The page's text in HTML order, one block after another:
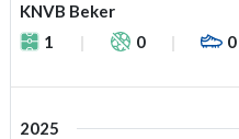
KNVB Beker
1
0 0
2025